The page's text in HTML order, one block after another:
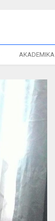
AKADEMIKA